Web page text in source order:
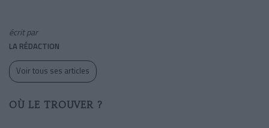
écrit par
LA RÉDACTION
Voir tous ses articles
OÙ LE TROUVER ?